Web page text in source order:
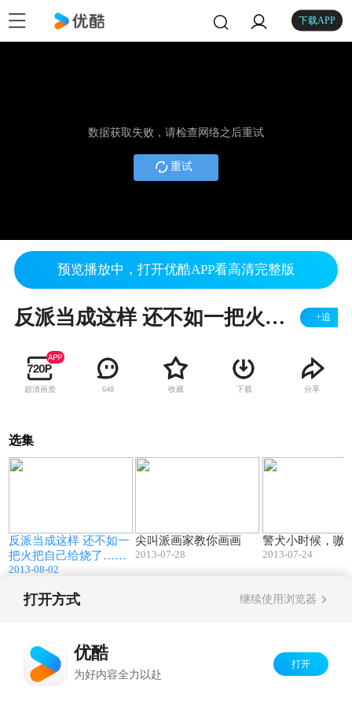
下载APP
数据获取失败，请检查网络之后重试
重试
预览播放中，打开优酷APP看高清完整版
反派当成这样 还不如一把火把自己给烧了…… +追
超清画质 648 收藏 下载 分享
选集
反派当成这样 还不如一
把火把自己给烧了……
2013-08-02
尖叫派画家教你画画
2013-07-28
警犬小时候，嗷
2013-07-24
打开方式 继续使用浏览器
优酷
为好内容全力以赴
打开